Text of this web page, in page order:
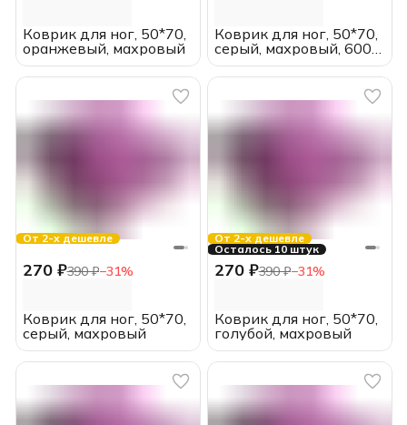
Коврик для ног, 50*70,
оранжевый, махровый
Коврик для ног, 50*70,
серый, махровый, 600
гр/м2
От 2-х дешевле
270 ₽390 ₽−31%
Коврик для ног, 50*70,
серый, махровый
От 2-х дешевле
Осталось 10 штук
270 ₽390 ₽−31%
Коврик для ног, 50*70,
голубой, махровый